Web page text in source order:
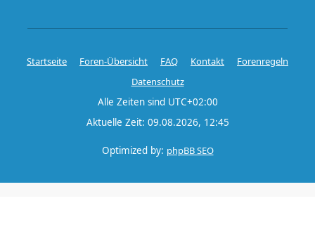
Startseite Foren-Übersicht FAQ Kontakt
Forenregeln
Datenschutz
Alle Zeiten sind UTC+02:00
Aktuelle Zeit: 09.08.2026, 12:45
Optimized by: phpBB SEO